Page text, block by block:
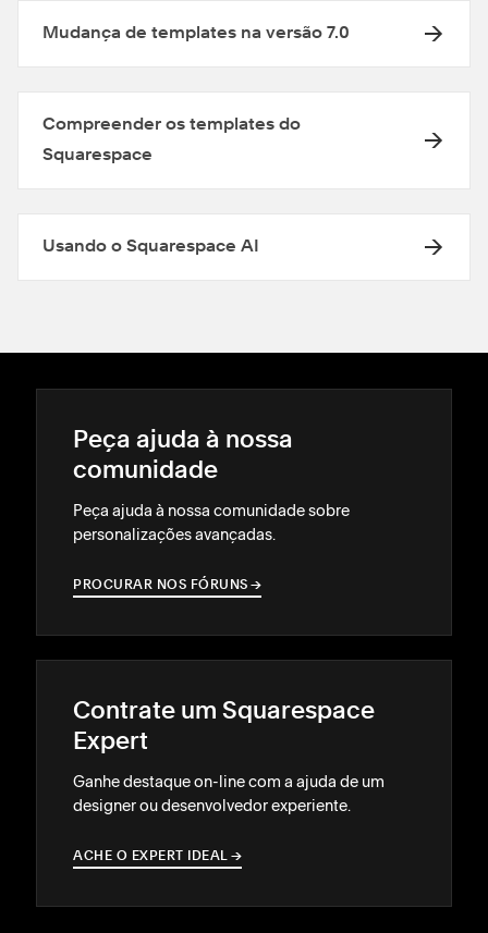
Mudança de templates na versão 7.0
Compreender os templates do
Squarespace
Usando o Squarespace AI
Peça ajuda à nossa
comunidade
Peça ajuda à nossa comunidade sobre
personalizações avançadas.
PROCURAR NOS FÓRUNS →
→
Contrate um Squarespace
Expert
Ganhe destaque on-line com a ajuda de um
designer ou desenvolvedor experiente.
ACHE O EXPERT IDEAL →
→